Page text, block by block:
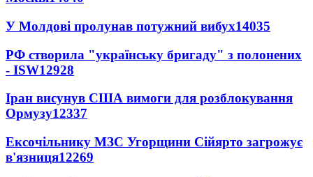
У Молдові пролунав потужний вибух14035
РФ створила "українську бригаду" з полонених
- ISW12928
Іран висунув США вимоги для розблокування
Ормузу12337
Ексочільнику МЗС Угорщини Сійярто загрожує
в'язниця12269